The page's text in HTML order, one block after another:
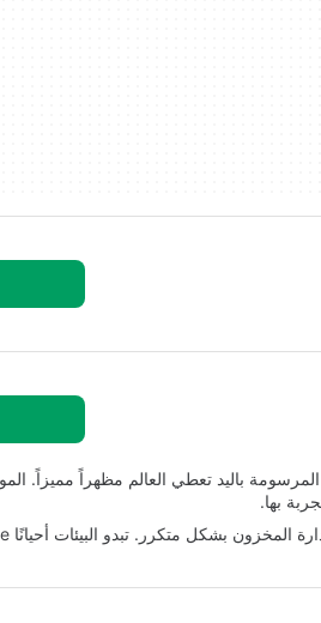
باليد تعطي العالم مظهراً مميزاً.
بها.